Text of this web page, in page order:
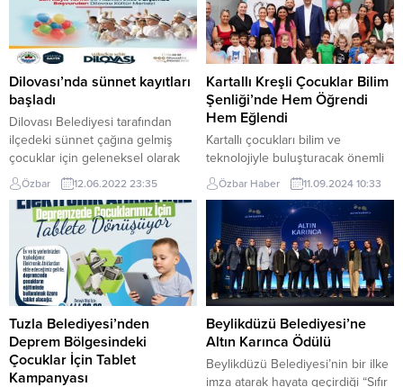
Dilovası’nda sünnet kayıtları
başladı
Dilovası Belediyesi tarafından
ilçedeki sünnet çağına gelmiş
çocuklar için geleneksel olarak
düzenlenen sünnet organizasyon
kayıtları başladı. Dilovası
Belediyesi’nin geleneksel hale
getirdiği toplu sünnet şöleni için
kayıtlar başladı. Dilovası
Belediyesi Kültür Merkezi’nde
başlayan kayıtlar 30 Haziran
tarihine kadar devam edecek.
Sünnetler, sağlıklı ve modern
koşullarda ücretsiz olarak
gerçekleştirilecek. Kayıtların
ardından Dilovası...
Özbar 12.06.2022 23:35
Kartallı Kreşli Çocuklar Bilim
Şenliği’nde Hem Öğrendi
Hem Eğlendi
Kartallı çocukları bilim ve
teknolojiyle buluşturacak önemli
çalışma ve projelere imza atan
Kartal Belediyesi, 6 yaş grubu
kreş öğrencilerinin okula uyum
sağlamalarını desteklemek ve
bilime olan ilgilerini artırmak,
merak duygusunu geliştirmek
amacıyla ‘Bilim Şenliği’ etkinliği
düzenledi. Kartal Belediyesi
Sabiha Bengütaş Kreşi’nde
gerçekleşen etkinliklere, Kartal
Belediye Başkanı Gökhan Yüksel,
başkan yardımcısı...
Özbar Haber 11.09.2024 10:33
Tuzla Belediyesi’nden
Deprem Bölgesindeki
Çocuklar İçin Tablet
Kampanyası
Beylikdüzü Belediyesi’ne
Altın Karınca Ödülü
Beylikdüzü Belediyesi’nin bir ilke
imza atarak hayata geçirdiği “Sıfır